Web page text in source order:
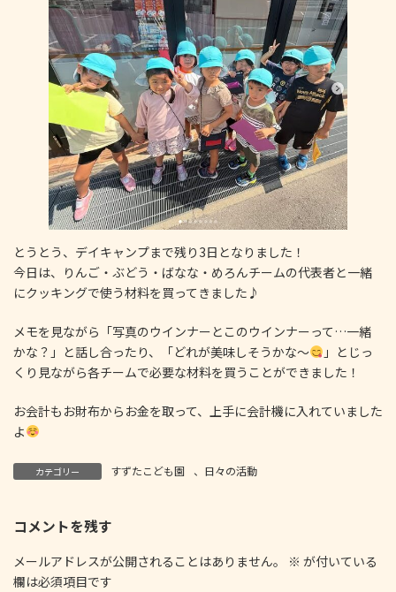
とうとう、デイキャンプまで残り3日となりました！
今日は、りんご・ぶどう・ばなな・めろんチームの代表者と一緒
にクッキングで使う材料を買ってきました♪
メモを見ながら「写真のウインナーとこのウインナーって…一緒
かな？」と話し合ったり、「どれが美味しそうかな〜
」とじっ
くり見ながら各チームで必要な材料を買うことができました！
お会計もお財布からお金を取って、上手に会計機に入れていました
よ
カテゴリー すずたこども園 、 日々の活動
コメントを残す
メールアドレスが公開されることはありません。 ※ が付いている
欄は必須項目です